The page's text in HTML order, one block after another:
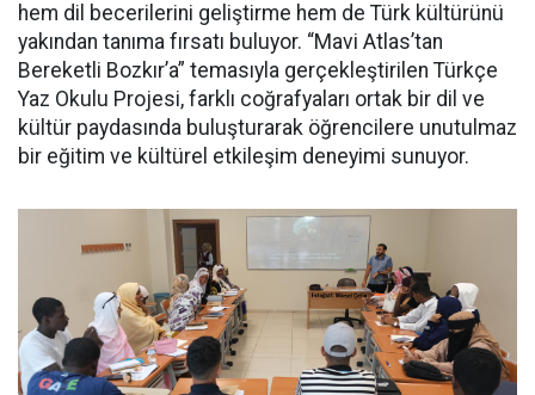
hem dil becerilerini geliştirme hem de Türk kültürünü
yakından tanıma fırsatı buluyor. “Mavi Atlas’tan
Bereketli Bozkır’a” temasıyla gerçekleştirilen Türkçe
Yaz Okulu Projesi, farklı coğrafyaları ortak bir dil ve
kültür paydasında buluşturarak öğrencilere unutulmaz
bir eğitim ve kültürel etkileşim deneyimi sunuyor.